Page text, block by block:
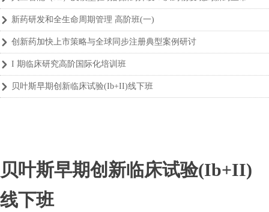
贝叶斯早期创新临床试验(Ib+II)
线下班
낑 新药研发和全生命周期管理 高阶班(一)
낑 创新药加快上市策略与全球同步注册典型案例研讨
낑 I 期临床研究高阶国际化培训班
낑 贝叶斯早期创新临床试验(Ib+II)线下班